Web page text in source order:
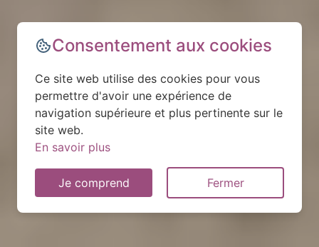
Consentement aux cookies
Ce site web utilise des cookies pour vous
permettre d'avoir une expérience de
navigation supérieure et plus pertinente sur le
site web.
En savoir plus
Je comprend Fermer